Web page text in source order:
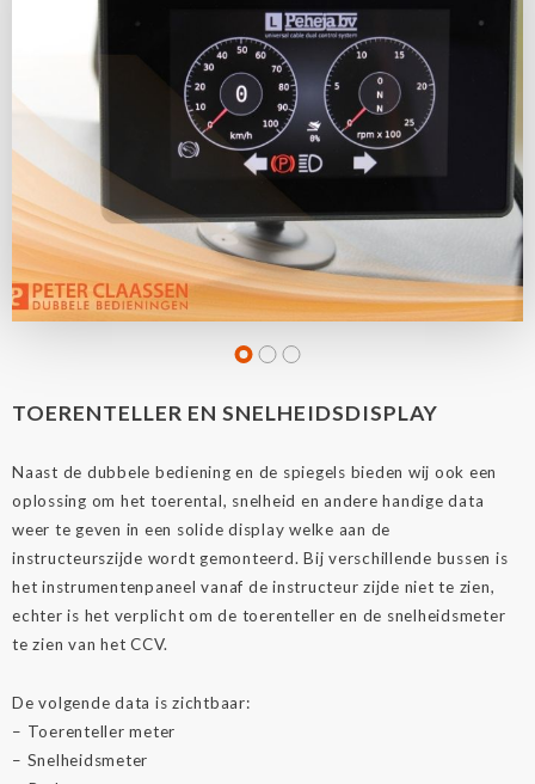
TOERENTELLER EN SNELHEIDSDISPLAY
Naast de dubbele bediening en de spiegels bieden wij ook een
oplossing om het toerental, snelheid en andere handige data
weer te geven in een solide display welke aan de
instructeurszijde wordt gemonteerd. Bij verschillende bussen is
het instrumentenpaneel vanaf de instructeur zijde niet te zien,
echter is het verplicht om de toerenteller en de snelheidsmeter
te zien van het CCV.
De volgende data is zichtbaar:
– Toerenteller meter
– Snelheidsmeter